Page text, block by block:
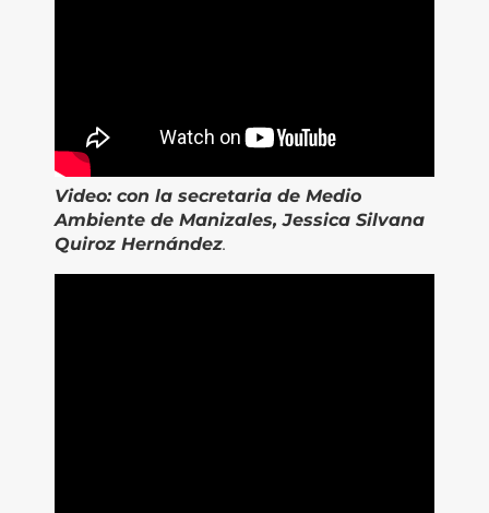
Video:con la secretaria de Medio
Ambiente de Manizales, Jessica Silvana
Quiroz Hernández.